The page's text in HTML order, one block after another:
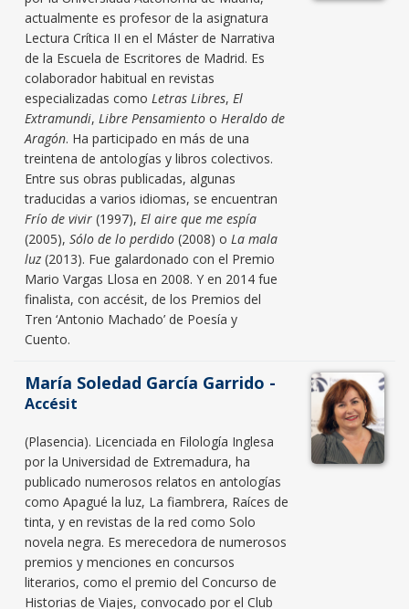
actualmente es profesor de la asignatura
Lectura Crítica II en el Máster de Narrativa
de la Escuela de Escritores de Madrid. Es
colaborador habitual en revistas
especializadas como Letras Libres, El
Extramundi, Libre Pensamiento o Heraldo de
Aragón. Ha participado en más de una
treintena de antologías y libros colectivos.
Entre sus obras publicadas, algunas
traducidas a varios idiomas, se encuentran
Frío de vivir (1997), El aire que me espía
(2005), Sólo de lo perdido (2008) o La mala
luz (2013). Fue galardonado con el Premio
Mario Vargas Llosa en 2008. Y en 2014 fue
finalista, con accésit, de los Premios del
Tren ‘Antonio Machado’ de Poesía y
Cuento.
María Soledad García Garrido -
Accésit
(Plasencia). Licenciada en Filología Inglesa
por la Universidad de Extremadura, ha
publicado numerosos relatos en antologías
como Apagué la luz, La fiambrera, Raíces de
tinta, y en revistas de la red como Solo
novela negra. Es merecedora de numerosos
premios y menciones en concursos
literarios, como el premio del Concurso de
Historias de Viajes, convocado por el Club